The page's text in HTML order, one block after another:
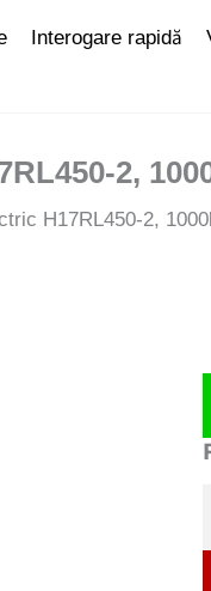
Interogare rapidă
2,
H17RL450-2,